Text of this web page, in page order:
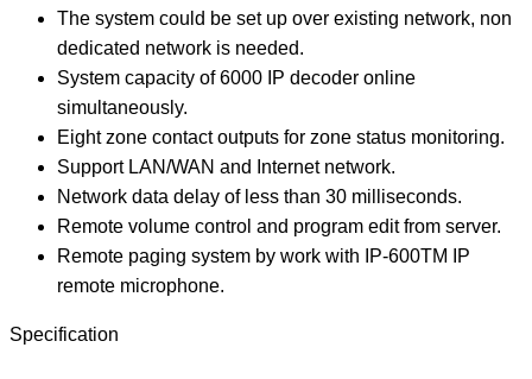
The system could be set up over existing network, non
dedicated network is needed.
System capacity of 6000 IP decoder online
simultaneously.
Eight zone contact outputs for zone status monitoring.
Support LAN/WAN and Internet network.
Network data delay of less than 30 milliseconds.
Remote volume control and program edit from server.
Remote paging system by work with IP-600TM IP
remote microphone.
Specification